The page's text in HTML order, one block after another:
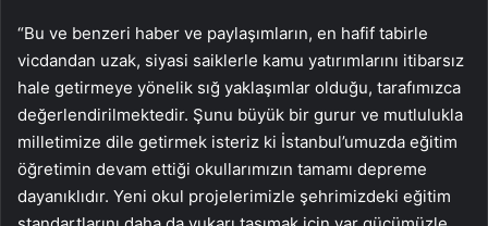
“Bu ve benzeri haber ve paylaşımların, en hafif tabirle
vicdandan uzak, siyasi saiklerle kamu yatırımlarını itibarsız
hale getirmeye yönelik sığ yaklaşımlar olduğu, tarafımızca
değerlendirilmektedir. Şunu büyük bir gurur ve mutlulukla
milletimize dile getirmek isteriz ki İstanbul’umuzda eğitim
öğretimin devam ettiği okullarımızın tamamı depreme
dayanıklıdır. Yeni okul projelerimizle şehrimizdeki eğitim